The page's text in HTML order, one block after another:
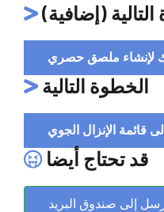
(إضافية)
لإنشاء ملصق حصري
الخطوة التالية
قائمة الإنزال الجوي
قد تحتاج أيضا
إلى صندوق البريد